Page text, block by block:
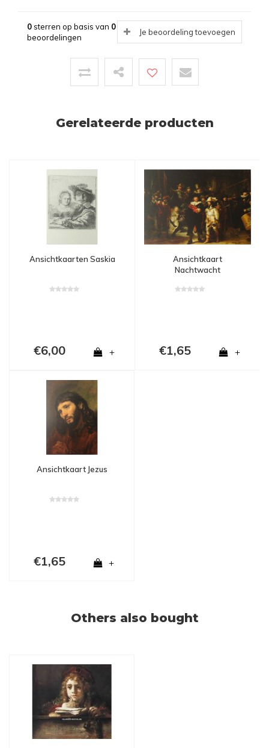
0sterren op basis van 0
beoordelingen
Je beoordeling toevoegen
Gerelateerde producten
Ansichtkaarten Saskia
€6,00 +
Ansichtkaart
Nachtwacht
€1,65 +
Ansichtkaart Jezus
€1,65 +
Others also bought